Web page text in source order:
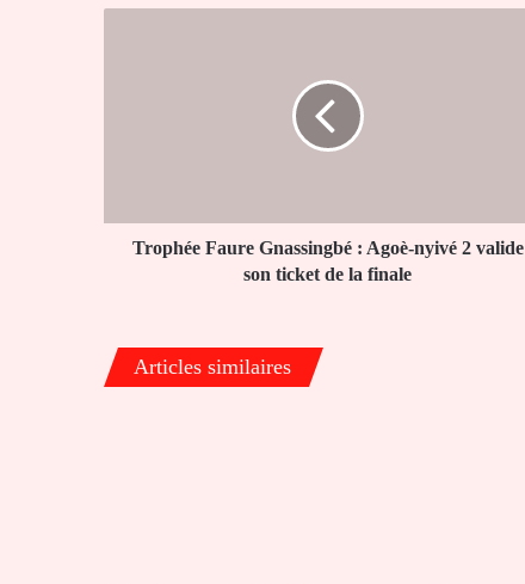
son
ticketTrophée Faure Gnassingbé : Agoè-nyivé 2 valide
son ticket de la finale
Articles similaires